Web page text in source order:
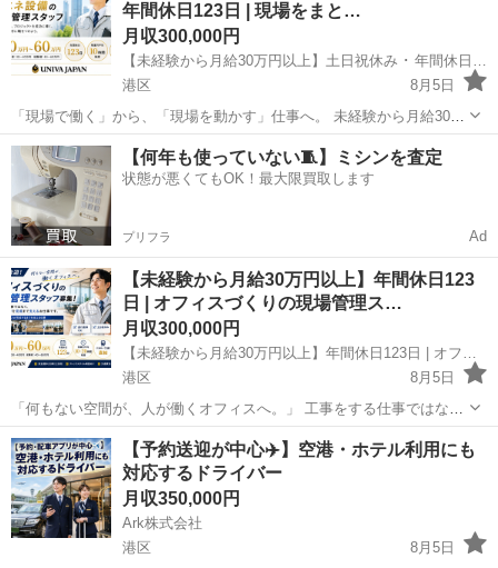
業"ではなく、企業の...年間休日123日 | 現場をまと…
月収300,000円
【未経験から月給30万円以上】土日祝休み ･ 年間休日123日 | 現場をまとめる工事管理スタッフ | 株式会社ユニヴァ･ジャパン
港区
8月5日
「現場で働く」から、「現場を動かす」仕事へ。 未経験から月給30万
円以上。年間休日123日・土日祝休み・残業月平均10時間。 将来も需
要が伸び続ける省エネ・再生エネルギー業界で、一生役立つ"施工管理
スキル"を身につけませ...
東京 港区 施工管理
【何年も使っていない🧵】ミシンを査定
状態が悪くてもOK！最大限買取します
プリフラ Ad
【未経験から月給30万円以上】年間休日123
日 | オフィスづくりの現場管理ス…
月収300,000円
【未経験から月給30万円以上】年間休日123日 | オフィスづくりの現場管理スタッフ | 土日祝休み･直行直帰OK
港区
8月5日
「何もない空間が、人が働くオフィスへ。」 工事をする仕事ではな
く、オフィスづくりを完成まで支える"現場管理"のお仕事です。未経
験から専門スキルを身につけ、街に残る仕事を始めませんか。 ■未経
験から"オフィスづくり"の...
東京 港区 施工管理
【予約送迎が中心✈️】空港・ホテル利用にも
対応するドライバー
月収350,000円
Ark株式会社
港区
8月5日